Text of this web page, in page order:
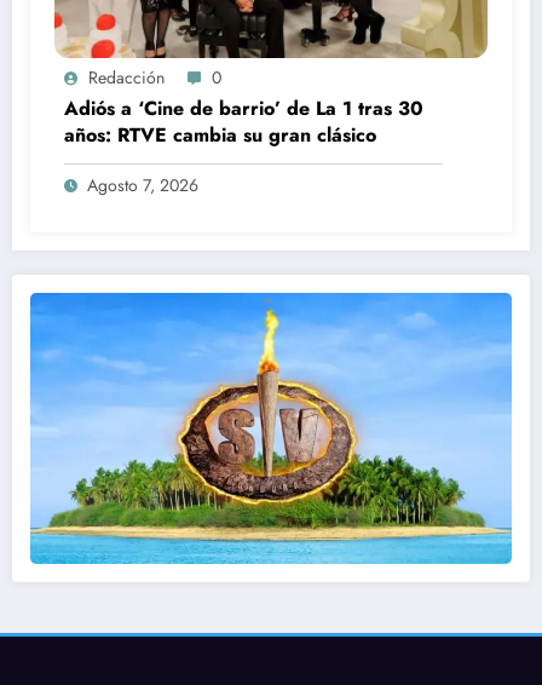
Redacción 0
Adiós a ‘Cine de barrio’ de La 1 tras 30
años: RTVE cambia su gran clásico
Agosto 7, 2026